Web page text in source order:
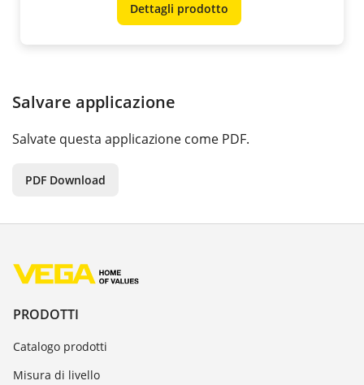
Dettagli prodotto
Salvare applicazione
Salvate questa applicazione come PDF.
PDF Download
PRODOTTI
Catalogo prodotti
Misura di livello